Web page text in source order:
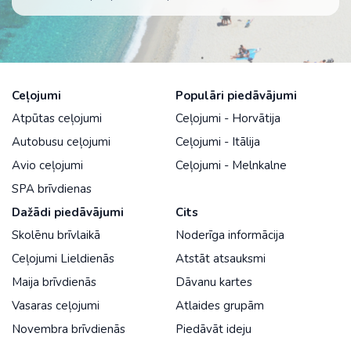
Ceļojumi
Atpūtas ceļojumi
Autobusu ceļojumi
Avio ceļojumi
SPA brīvdienas
Populāri piedāvājumi
Ceļojumi - Horvātija
Ceļojumi - Itālija
Ceļojumi - Melnkalne
Dažādi piedāvājumi
Skolēnu brīvlaikā
Ceļojumi Lieldienās
Maija brīvdienās
Vasaras ceļojumi
Novembra brīvdienās
Cits
Noderīga informācija
Atstāt atsauksmi
Dāvanu kartes
Atlaides grupām
Piedāvāt ideju